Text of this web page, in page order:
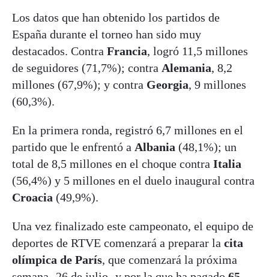
Los datos que han obtenido los partidos de
España durante el torneo han sido muy
destacados. Contra Francia, logró 11,5 millones
de seguidores (71,7%); contra Alemania, 8,2
millones (67,9%); y contra Georgia, 9 millones
(60,3%).
En la primera ronda, registró 6,7 millones en el
partido que le enfrentó a Albania (48,1%); un
total de 8,5 millones en el choque contra Italia
(56,4%) y 5 millones en el duelo inaugural contra
Croacia (49,9%).
Una vez finalizado este campeonato, el equipo de
deportes de RTVE comenzará a preparar la cita
olímpica de París, que comenzará la próxima